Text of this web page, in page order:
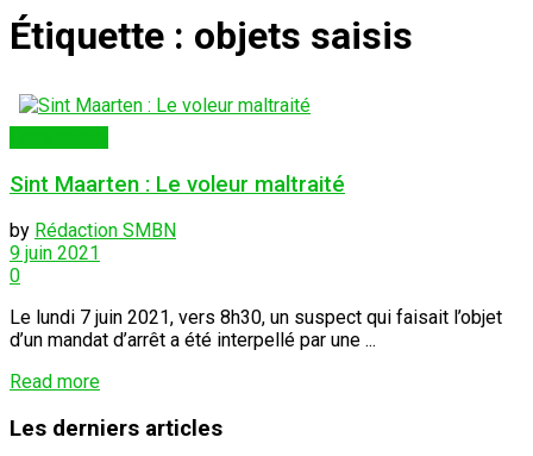
Étiquette : objets saisis
Sint Maarten : Le voleur maltraité
by Rédaction SMBN
9 juin 2021
0
Le lundi 7 juin 2021, vers 8h30, un suspect qui faisait l’objet
d’un mandat d’arrêt a été interpellé par une ...
Read moreDetails
Les derniers articles